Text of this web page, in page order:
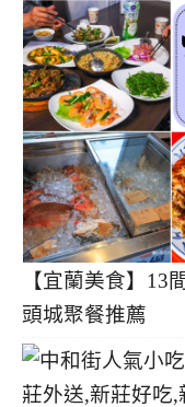
【宜蘭美食】13
頭城聚餐推薦